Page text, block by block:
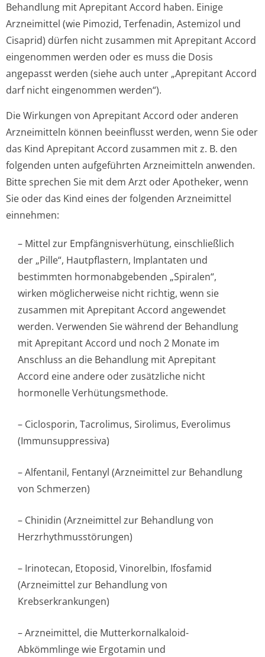
Behandlung mit Aprepitant Accord haben. Einige
Arzneimittel (wie Pimozid, Terfenadin, Astemizol und
Cisaprid) dürfen nicht zusammen mit Aprepitant Accord
eingenommen werden oder es muss die Dosis
angepasst werden (siehe auch unter „Aprepitant Accord
darf nicht eingenommen werden“).
Die Wirkungen von Aprepitant Accord oder anderen
Arzneimitteln können beeinflusst werden, wenn Sie oder
das Kind Aprepitant Accord zusammen mit z. B. den
folgenden unten aufgeführten Arzneimitteln anwenden.
Bitte sprechen Sie mit dem Arzt oder Apotheker, wenn
Sie oder das Kind eines der folgenden Arzneimittel
einnehmen:
– Mittel zur Empfängnisver­hütung, einschließlich
der „Pille“, Hautpflastern, Implantaten und
bestimmten hormonabgebenden „Spiralen“,
wirken möglicherweise nicht richtig, wenn sie
zusammen mit Aprepitant Accord angewendet
werden. Verwenden Sie während der Behandlung
mit Aprepitant Accord und noch 2 Monate im
Anschluss an die Behandlung mit Aprepitant
Accord eine andere oder zusätzliche nicht
hormonelle Verhütungsmethode.
– Ciclosporin, Tacrolimus, Sirolimus, Everolimus
(Immunsuppressiva)
– Alfentanil, Fentanyl (Arzneimittel zur Behandlung
von Schmerzen)
– Chinidin (Arzneimittel zur Behandlung von
Herzrhythmusstörun­gen)
– Irinotecan, Etoposid, Vinorelbin, Ifosfamid
(Arzneimittel zur Behandlung von
Krebserkrankungen)
– Arzneimittel, die Mutterkornalkaloid-
Abkömmlinge wie Ergotamin und